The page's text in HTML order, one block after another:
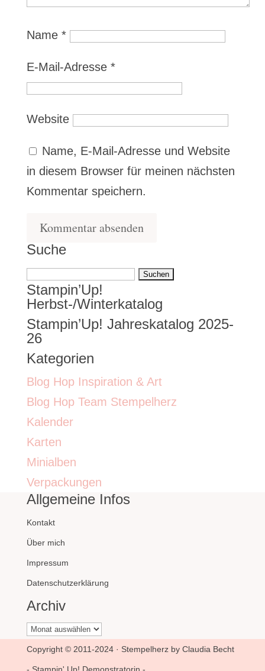
Name *
E-Mail-Adresse *
Website
Name, E-Mail-Adresse und Website
in diesem Browser für meinen nächsten
Kommentar speichern.
Suche
Suchen
nach:
Stampin’Up!
Herbst-/Winterkatalog
Stampin’Up! Jahreskatalog 2025-
26
Kategorien
Blog Hop Inspiration & Art
Blog Hop Team Stempelherz
Kalender
Karten
Minialben
Verpackungen
Allgemeine Infos
Kontakt
Über mich
Impressum
Datenschutzerklärung
Archiv
Archiv
Copyright © 2011-2024 · Stempelherz by Claudia Becht